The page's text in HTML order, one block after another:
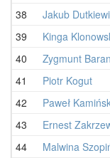
38 Jakub
39 Kinga
40 Zygmunt
41 Piotr Kogut
42 Paweł
43 Ernest
44 Malwina